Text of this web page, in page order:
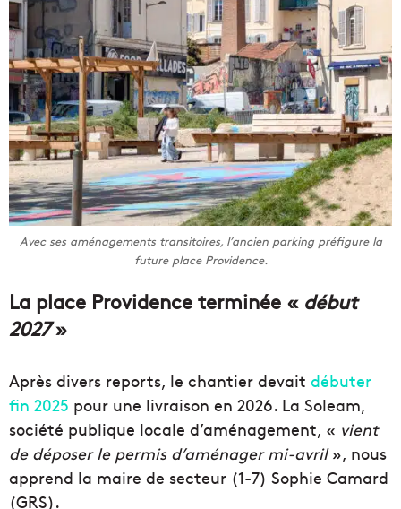
Avec ses aménagements transitoires, l’ancien parking préfigure la
future place Providence.
La place Providence terminée « début
2027»
Après divers reports, le chantier devait débuter
fin 2025 pour une livraison en 2026. La Soleam,
société publique locale d’aménagement, « vient
de déposer le permis d’aménager mi-avril», nous
apprend la maire de secteur (1-7) Sophie Camard
(GRS).